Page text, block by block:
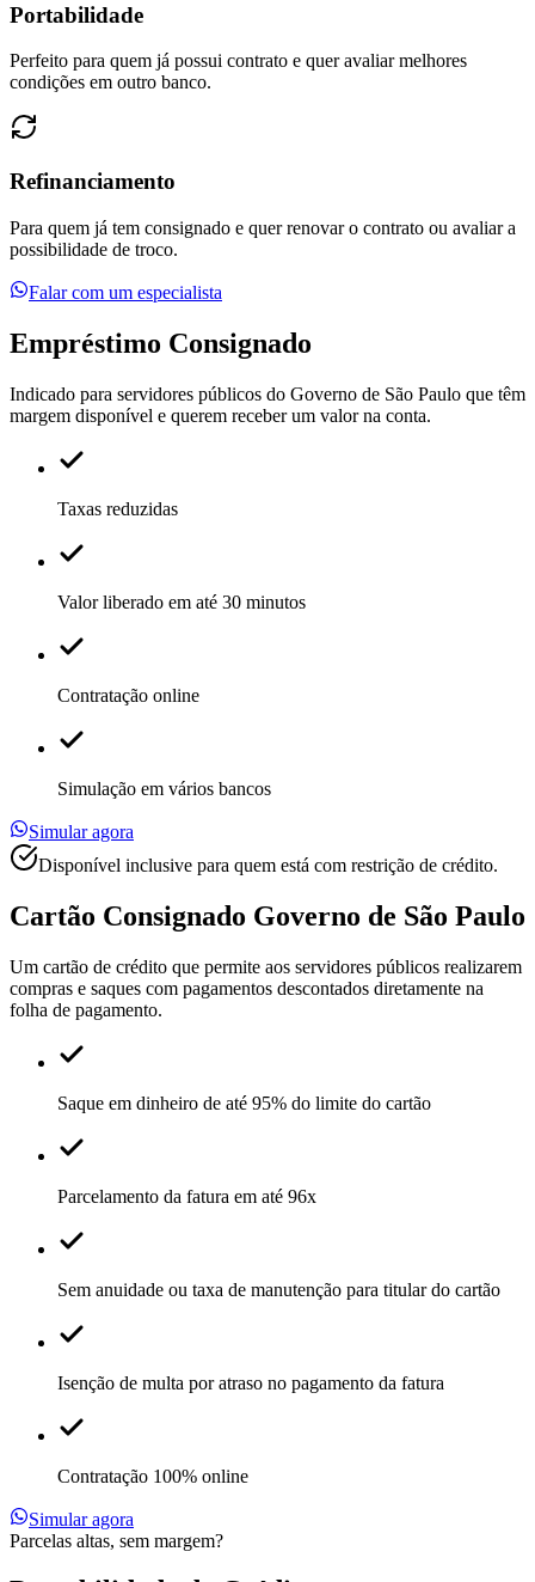
Portabilidade
Perfeito para quem já possui contrato e quer avaliar melhores
condições em outro banco.
Refinanciamento
Para quem já tem consignado e quer renovar o contrato ou avaliar a
possibilidade de troco.
Falar com um especialista
Empréstimo Consignado
Indicado para servidores públicos do Governo de São Paulo que têm
margem disponível e querem receber um valor na conta.
Taxas reduzidas
Valor liberado em até 30 minutos
Contratação online
Simulação em vários bancos
Simular agora
Disponível inclusive para quem está com restrição de crédito.
Cartão Consignado Governo de São Paulo
Um cartão de crédito que permite aos servidores públicos realizarem
compras e saques com pagamentos descontados diretamente na
folha de pagamento.
Saque em dinheiro de até 95% do limite do cartão
Parcelamento da fatura em até 96x
Sem anuidade ou taxa de manutenção para titular do cartão
Isenção de multa por atraso no pagamento da fatura
Contratação 100% online
Simular agora
Parcelas altas, sem margem?